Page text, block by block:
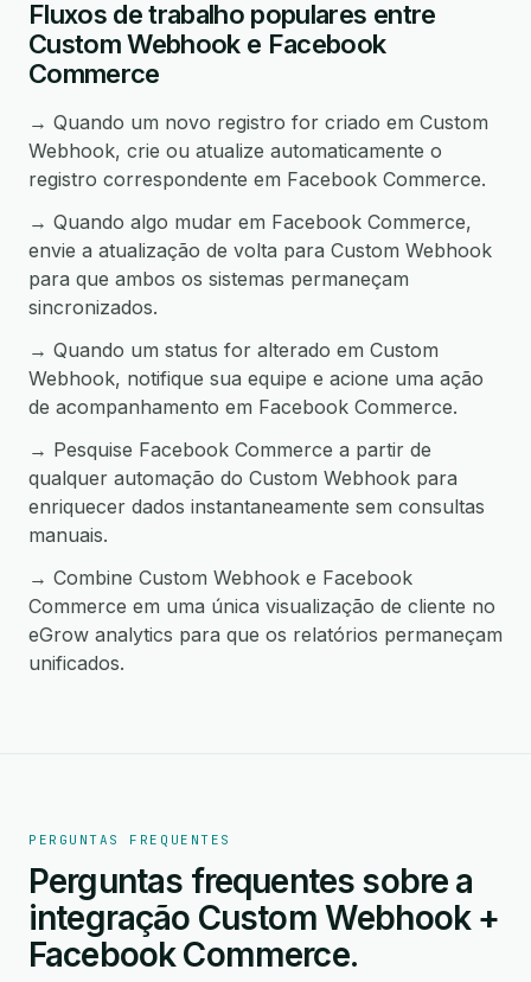
Fluxos de trabalho populares entre
Custom Webhook e Facebook
Commerce
→ Quando um novo registro for criado em Custom
Webhook, crie ou atualize automaticamente o
registro correspondente em Facebook Commerce.
→ Quando algo mudar em Facebook Commerce,
envie a atualização de volta para Custom Webhook
para que ambos os sistemas permaneçam
sincronizados.
→ Quando um status for alterado em Custom
Webhook, notifique sua equipe e acione uma ação
de acompanhamento em Facebook Commerce.
→ Pesquise Facebook Commerce a partir de
qualquer automação do Custom Webhook para
enriquecer dados instantaneamente sem consultas
manuais.
→ Combine Custom Webhook e Facebook
Commerce em uma única visualização de cliente no
eGrow analytics para que os relatórios permaneçam
unificados.
PERGUNTAS FREQUENTES
Perguntas frequentes sobre a
integração Custom Webhook +
Facebook Commerce.